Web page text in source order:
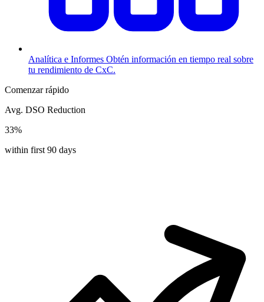
Analítica e Informes Obtén información en tiempo real sobre
tu rendimiento de CxC.
Comenzar rápido
Avg. DSO Reduction
33%
within first 90 days